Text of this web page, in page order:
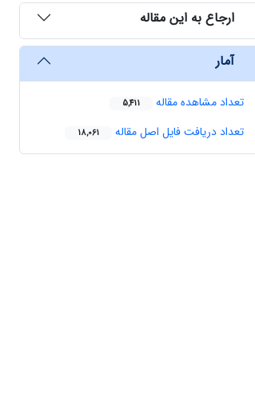
ارجاع به این مقاله
آمار
تعداد مشاهده مقاله 5,411
تعداد دریافت فایل اصل مقاله 18,061